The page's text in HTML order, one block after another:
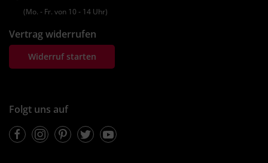
(Mo. ‐ Fr. von 10 ‐ 14 Uhr)
Vertrag widerrufen
Widerruf starten
Folgt uns auf
FacebookInstagramPinterestTwitterYoutube